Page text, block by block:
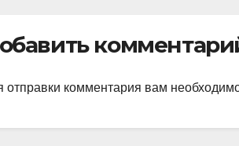
отправки комментария вам